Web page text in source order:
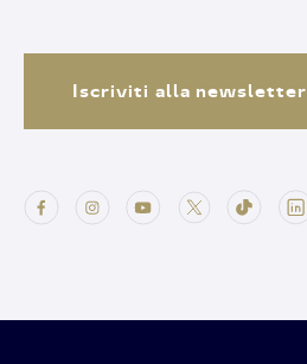
Iscriviti alla newsletter